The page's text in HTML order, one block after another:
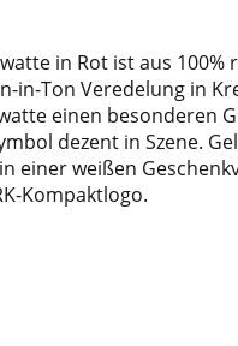
in Rot ist aus 100%
in-Ton Veredelung in
einen besonderen
dezent in Szene.
einer weißen
Kompaktlogo.